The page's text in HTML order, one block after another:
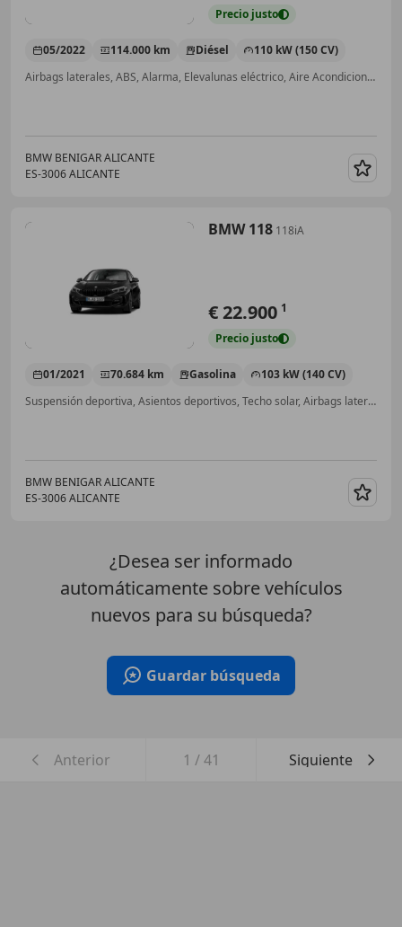
Precio justo
05/2022 114.000 km Diésel
110 kW (150 CV)
Airbags laterales, ABS, Alarma, Elevalunas eléctrico, Aire Acondicionado, Sensor de lluvia, Bluetooth, ESP
BMW BENIGAR ALICANTE
ES-3006 ALICANTE
BMW 118 118iA
€ 22.900 1
Precio justo
01/2021 70.684 km Gasolina
103 kW (140 CV)
Suspensión deportiva, Asientos deportivos, Techo solar, Airbags laterales, ESP, ABS, Elevalunas eléctrico, Aire Acondicionado
BMW BENIGAR ALICANTE
ES-3006 ALICANTE
¿Desea ser informado
automáticamente sobre vehículos
nuevos para su búsqueda?
Guardar búsqueda
Anterior 1 /41 Siguiente